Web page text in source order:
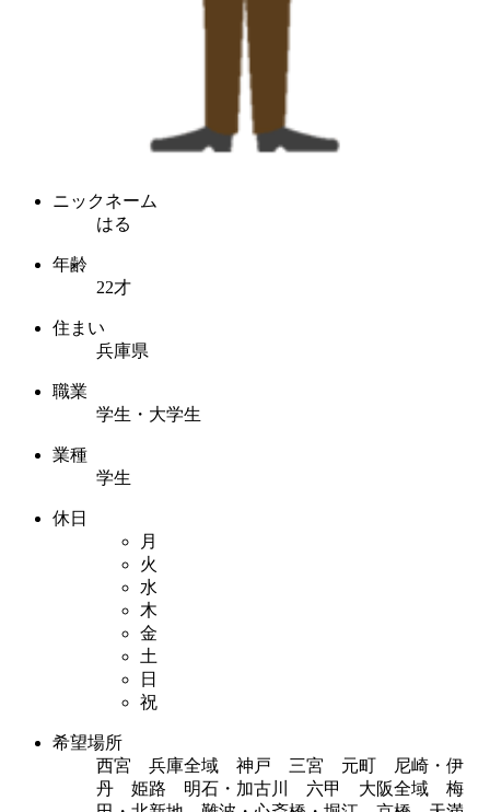
ニックネーム
はる
年齢
22才
住まい
兵庫県
職業
学生・大学生
業種
学生
休日
月
火
水
木
金
土
日
祝
希望場所
西宮 兵庫全域 神戸 三宮 元町 尼崎・伊
丹 姫路 明石・加古川 六甲 大阪全域 梅